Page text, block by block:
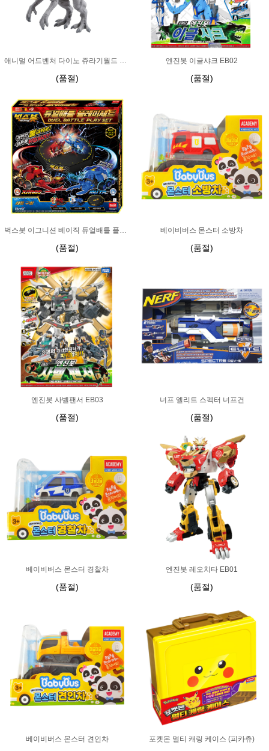
애니멀 어드벤처 다이노 쥬라기월드 인도미누스렉스
(품절)
엔진봇 이글샤크 EB02
(품절)
벅스봇 이그니션 베이직 듀얼배틀 플레이세트
(품절)
베이비버스 몬스터 소방차
(품절)
엔진봇 사벨팬서 EB03
(품절)
너프 엘리트 스펙터 너프건
(품절)
베이비버스 몬스터 경찰차
(품절)
엔진봇 레오치타 EB01
(품절)
베이비버스 몬스터 견인차 포켓몬 멀티 캐링 케이스 (피카츄)